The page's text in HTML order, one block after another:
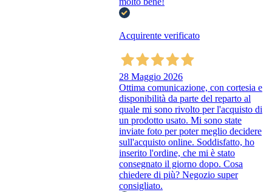
Acquirente verificato
28 Maggio 2026
Ottima comunicazione, con cortesia e
disponibilità da parte del reparto al
quale mi sono rivolto per l'acquisto di
un prodotto usato. Mi sono state
inviate foto per poter meglio decidere
sull'acquisto online. Soddisfatto, ho
inserito l'ordine, che mi è stato
consegnato il giorno dopo. Cosa
chiedere di più? Negozio super
consigliato.